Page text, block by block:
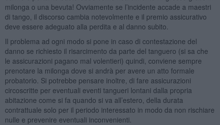
milonga o una bevuta! Ovviamente se l’incidente accade a maestri
di tango, il discorso cambia notevolmente e il premio assicurativo
deve essere adeguato alla perdita e al danno subito.
Il problema ad ogni modo si pone in caso di contestazione del
danno se richiesto il risarcimento da parte del tanguero (si sa che
le assicurazioni pagano mal volentieri) quindi, conviene sempre
prenotare la milonga dove si andrà per avere un atto formale
probatorio. Si potrebbe pensare inoltre, di fare assicurazioni
circoscritte per eventuali eventi tangueri lontani dalla propria
abitazione come si fa quando si va all’estero, della durata
contrattuale solo per il periodo interessato in modo da non rischiare
nulle e prevenire eventuali inconvenienti.